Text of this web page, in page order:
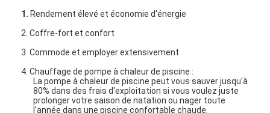
1. Rendement élevé et économie d'énergie
2. Coffre-fort et confort
3. Commode et employer extensivement
4. Chauffage de pompe à chaleur de piscine :
La pompe à chaleur de piscine peut vous sauver jusqu'à
80% dans des frais d'exploitation si vous voulez juste
prolonger votre saison de natation ou nager toute
l'année dans une piscine confortable chaude.